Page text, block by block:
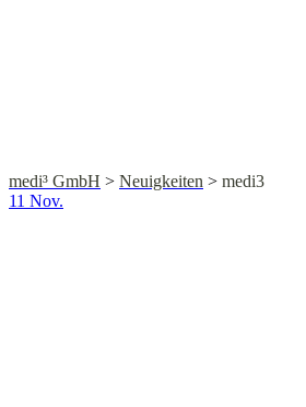
medi³ GmbH > Neuigkeiten > medi3
11 Nov.